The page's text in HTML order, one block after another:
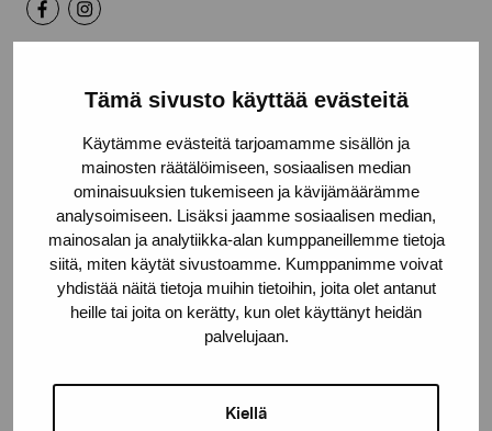
Tämä sivusto käyttää evästeitä
Käytämme evästeitä tarjoamamme sisällön ja
mainosten räätälöimiseen, sosiaalisen median
ominaisuuksien tukemiseen ja kävijämäärämme
analysoimiseen. Lisäksi jaamme sosiaalisen median,
mainosalan ja analytiikka-alan kumppaneillemme tietoja
siitä, miten käytät sivustoamme. Kumppanimme voivat
yhdistää näitä tietoja muihin tietoihin, joita olet antanut
heille tai joita on kerätty, kun olet käyttänyt heidän
palvelujaan.
Kiellä
Håll dig uppdaterad om aktuella
utställningar och evenemang
Förnamn